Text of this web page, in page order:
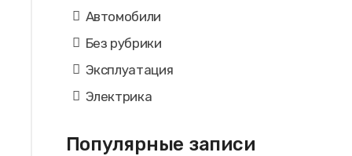
Автомобили
Без рубрики
Эксплуатация
Электрика
Популярные записи